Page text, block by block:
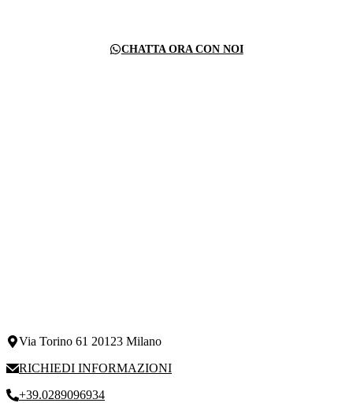
CHATTA ORA CON NOI
Via Torino 61 20123 Milano
RICHIEDI INFORMAZIONI
+39.0289096934